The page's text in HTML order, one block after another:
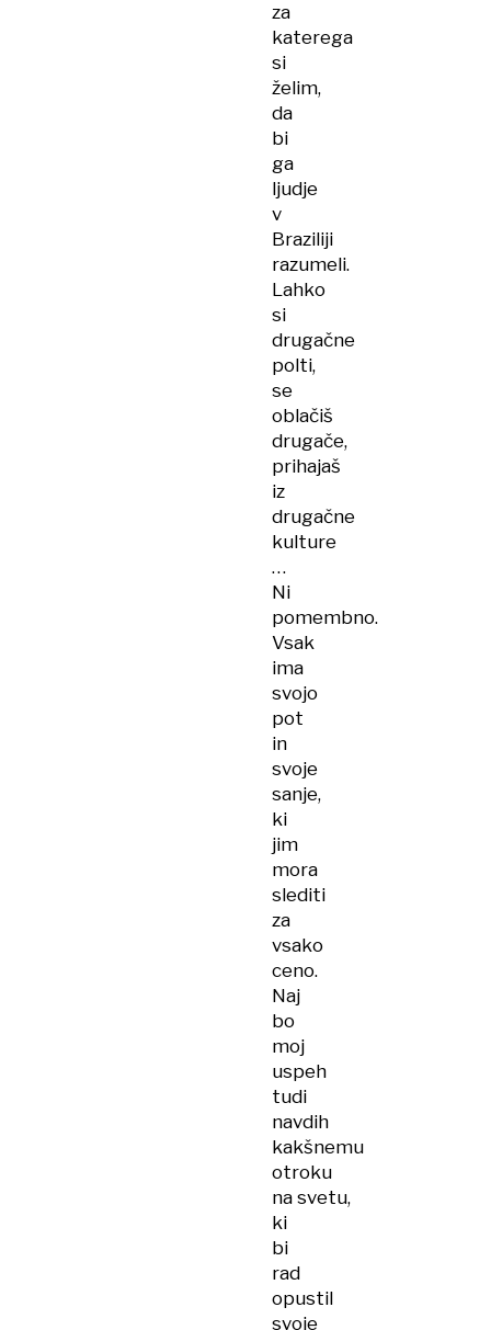
za
katerega
si
želim,
da
bi
ga
ljudje
v
Braziliji
razumeli.
Lahko
si
drugačne
polti,
se
oblačiš
drugače,
prihajaš
iz
drugačne
kulture
…
Ni
pomembno.
Vsak
ima
svojo
pot
in
svoje
sanje,
ki
jim
mora
slediti
za
vsako
ceno.
Naj
bo
moj
uspeh
tudi
navdih
kakšnemu
otroku
na svetu,
ki
bi
rad
opustil
svoje